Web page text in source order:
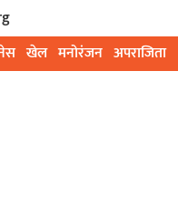
खेल मनोरंजन अपराजिता